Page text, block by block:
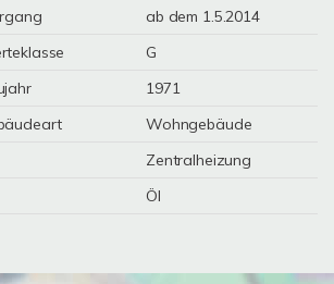
ab dem 1.5.2014
G
1971
Wohngebäude
Zentralheizung
Öl